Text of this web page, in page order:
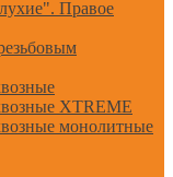
Правое
XTREME
монолитные